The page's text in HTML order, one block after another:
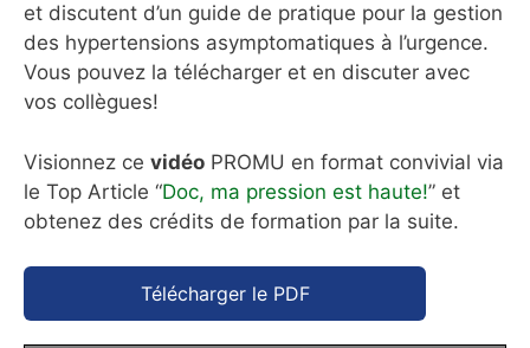
et discutent d’un guide de pratique pour la gestion
des hypertensions asymptomatiques à l’urgence.
Vous pouvez la télécharger et en discuter avec
vos collègues!
Visionnez ce vidéo PROMU en format convivial via
le Top Article “Doc, ma pression est haute!” et
obtenez des crédits de formation par la suite.
Télécharger le PDF